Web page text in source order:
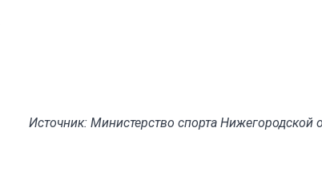
Источник: Министерство спорта Нижегородской